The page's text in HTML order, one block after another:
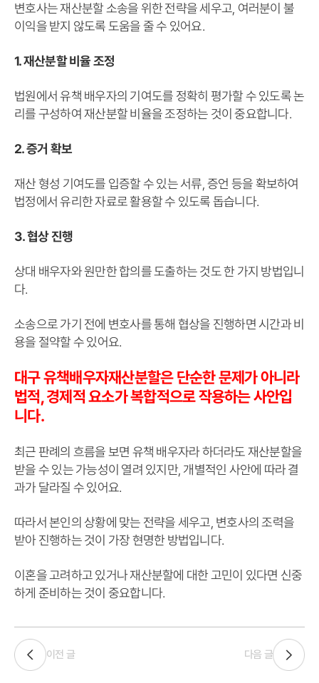
변호사는 재산분할 소송을 위한 전략을 세우고, 여러분이 불
이익을 받지 않도록 도움을 줄 수 있어요.
1. 재산분할 비율 조정
법원에서 유책 배우자의 기여도를 정확히 평가할 수 있도록 논
리를 구성하여 재산분할 비율을 조정하는 것이 중요합니다.
2. 증거 확보
재산 형성 기여도를 입증할 수 있는 서류, 증언 등을 확보하여
법정에서 유리한 자료로 활용할 수 있도록 돕습니다.
3. 협상 진행
상대 배우자와 원만한 합의를 도출하는 것도 한 가지 방법입니
다.
소송으로 가기 전에 변호사를 통해 협상을 진행하면 시간과 비
용을 절약할 수 있어요.
대구 유책배우자재산분할은 단순한 문제가 아니라
법적, 경제적 요소가 복합적으로 작용하는 사안입
니다.
최근 판례의 흐름을 보면 유책 배우자라 하더라도 재산분할을
받을 수 있는 가능성이 열려 있지만, 개별적인 사안에 따라 결
과가 달라질 수 있어요.
따라서 본인의 상황에 맞는 전략을 세우고, 변호사의 조력을
받아 진행하는 것이 가장 현명한 방법입니다.
이혼을 고려하고 있거나 재산분할에 대한 고민이 있다면 신중
하게 준비하는 것이 중요합니다.
이전 글 다음 글